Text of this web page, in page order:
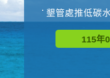
墾管處推低碳水上活動 應屆
115年